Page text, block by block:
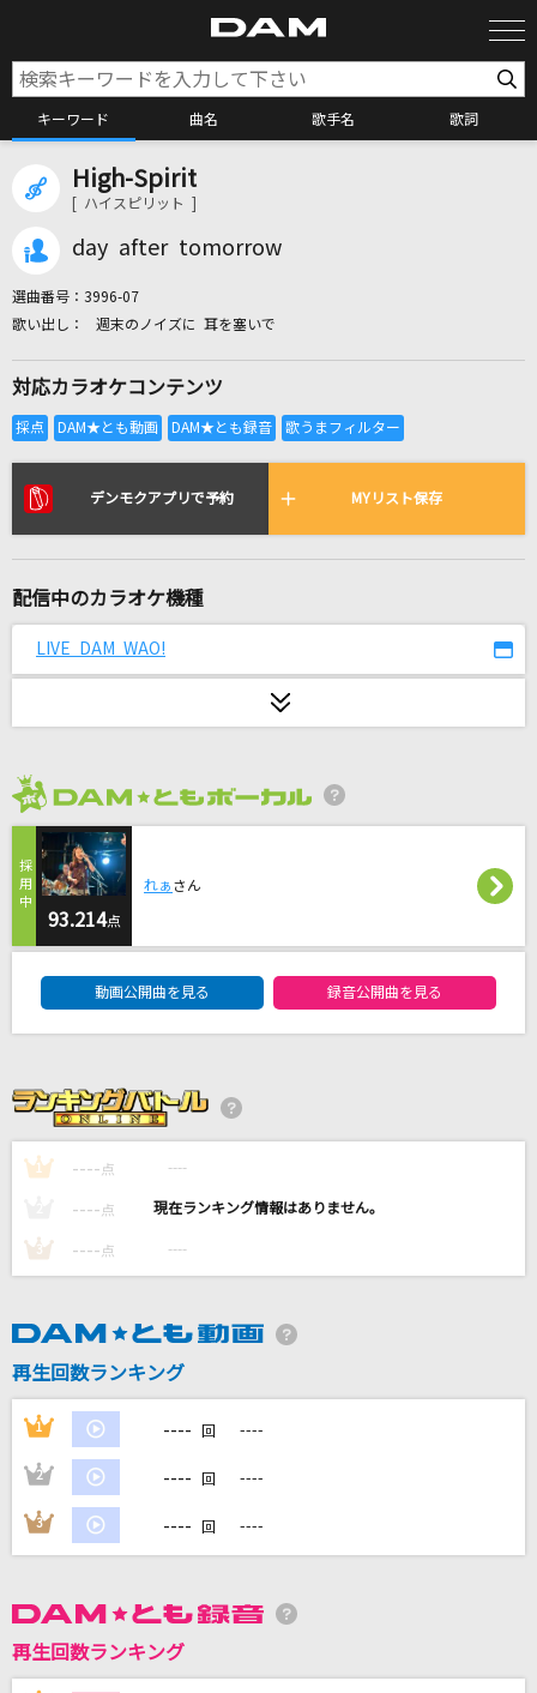
キーワード 曲名 歌手名 歌詞
全国りれき
リアルタイムで歌われている曲の一覧
U.S.A.
火種
DREAMS COME TRUE
ながれ花
[生音]嘘
シド
唱
[生音]浪漫飛行
米米CLUB
[生音]メロディー
[生音]時代
中島みゆき
DAMの新曲・ランキングなど
DAMに会員登録・ログインして
High-Spirit
[ ハイスピリット ]
day after tomorrow
選曲番号： 3996-07
週末のノイズに 耳を塞いで
対応カラオケコンテンツ
デンモクアプリで予約 MYリスト保存
配信中のカラオケ機種
LIVE DAM WAO!
93.214点
れぁ さん
動画公開曲を見る 録音公開曲を見る
1 ---- 点 ----
---- 点 ----
3 ---- 点 ----
再生回数ランキング
1 ---- 回 ----
2 ---- 回 ----
3 ---- 回 ----
再生回数ランキング